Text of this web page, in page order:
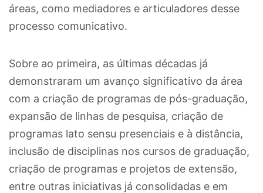
áreas, como mediadores e articuladores desse
processo comunicativo.
Sobre ao primeira, as últimas décadas já
demonstraram um avanço significativo da área
com a criação de programas de pós-graduação,
expansão de linhas de pesquisa, criação de
programas lato sensu presenciais e à distância,
inclusão de disciplinas nos cursos de graduação,
criação de programas e projetos de extensão,
entre outras iniciativas já consolidadas e em